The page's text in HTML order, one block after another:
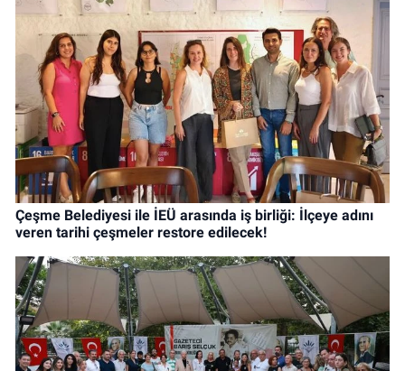
Çeşme Belediyesi ile İEÜ arasında iş birliği: İlçeye adını
veren tarihi çeşmeler restore edilecek!